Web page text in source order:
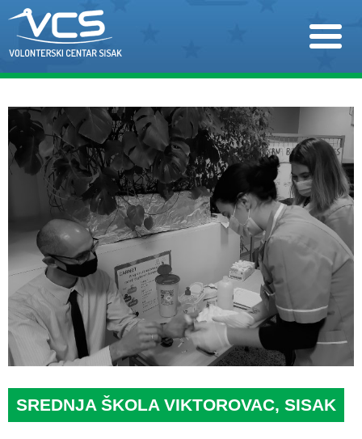
SREDNJA ŠKOLA VIKTOROVAC, SISAK